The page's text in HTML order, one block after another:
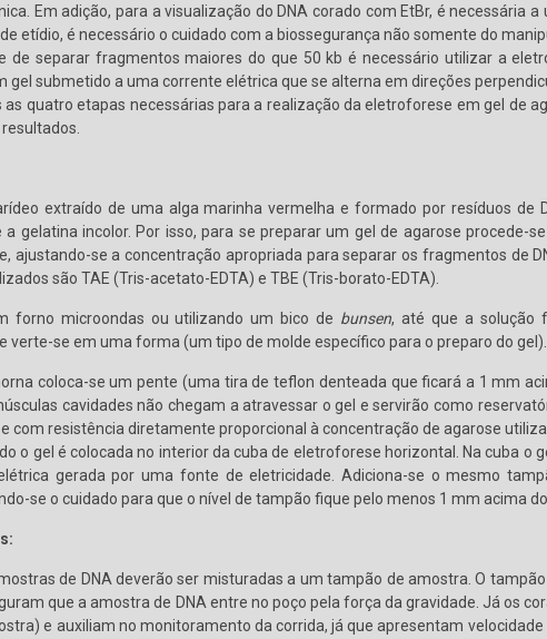
Em adição, para a visualização do DNA corado com EtBr, é
etídio, é necessário o cuidado com a biossegurança não somente do
de separar fragmentos maiores do que 50 kb é necessário utilizar a
gel submetido a uma corrente elétrica que se alterna em direções
quatro etapas necessárias para a realização da eletroforese em gel de
extraído de uma alga marinha vermelha e formado por resíduos
gelatina incolor. Por isso, para se preparar um gel de agarose
ajustando-se a concentração apropriada para separar os fragmentos de
são TAE (Tris-acetato-EDTA) e TBE (Tris-borato-EDTA).
forno microondas ou utilizando um bico de bunsen, até que a solução
verte-se em uma forma (um tipo de molde específico para o preparo do gel).
coloca-se um pente (uma tira de teflon denteada que ficará a 1 mm
cavidades não chegam a atravessar o gel e servirão como
com resistência diretamente proporcional à concentração de agarose
o gel é colocada no interior da cuba de eletroforese horizontal. Na cuba
gerada por uma fonte de eletricidade. Adiciona-se o mesmo
se o cuidado para que o nível de tampão fique pelo menos 1 mm acima
de DNA deverão ser misturadas a um tampão de amostra. O
que a amostra de DNA entre no poço pela força da gravidade. Já os
e auxiliam no monitoramento da corrida, já que apresentam